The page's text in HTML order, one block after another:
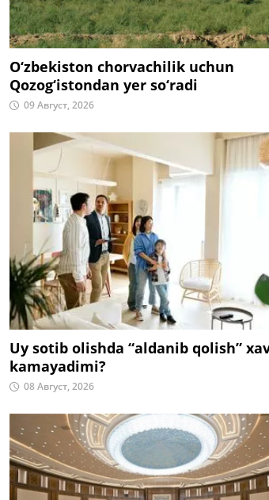
O‘zbekiston chorvachilik uchun
Qozog‘istondan yer so‘radi
09 Август, 2026
Uy sotib olishda “aldanib qolish”
kamayadimi?
08 Август, 2026